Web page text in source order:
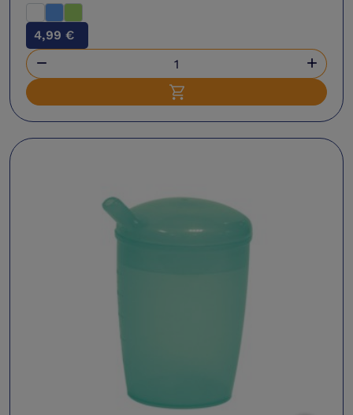
4,99 €
 
Ajouter au panier